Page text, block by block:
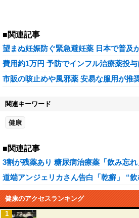
■関連記事
望まぬ妊娠防ぐ緊急避妊薬 日本で普及
費用約1万円 予防でインフル治療薬投
市販の咳止めや風邪薬 安易な服用が推
関連キーワード
健康
■関連記事
3割が残薬あり 糖尿病治療薬「飲み忘
道端アンジェリカさん告白「乾癬」 “
健康のアクセスランキング
1